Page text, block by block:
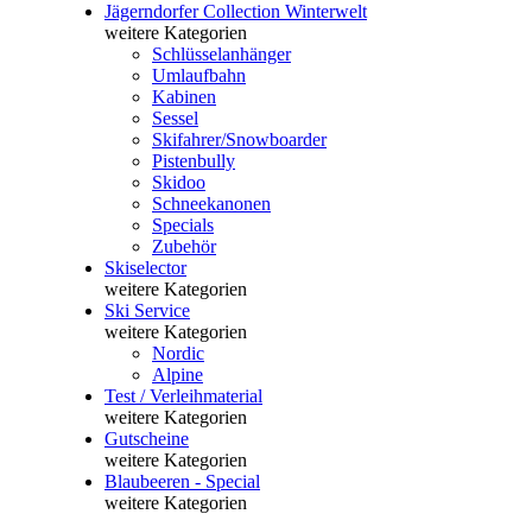
Jägerndorfer Collection Winterwelt
weitere Kategorien
Schlüsselanhänger
Umlaufbahn
Kabinen
Sessel
Skifahrer/Snowboarder
Pistenbully
Skidoo
Schneekanonen
Specials
Zubehör
Skiselector
weitere Kategorien
Ski Service
weitere Kategorien
Nordic
Alpine
Test / Verleihmaterial
weitere Kategorien
Gutscheine
weitere Kategorien
Blaubeeren - Special
weitere Kategorien